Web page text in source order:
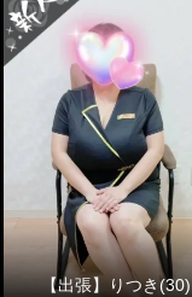
【出張】りつき(30)